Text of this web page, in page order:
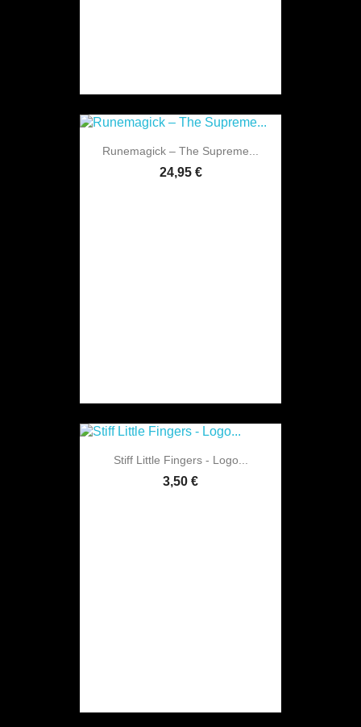
Runemagick ‎– The Supreme...
24,95 €
Stiff Little Fingers - Logo...
3,50 €